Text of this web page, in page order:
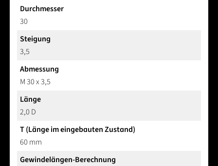
Durchmesser
30
Steigung
3,5
Abmessung
M 30 x 3,5
Länge
2,0 D
T (Länge im eingebauten Zustand)
60 mm
Gewindelängen-Berechnung